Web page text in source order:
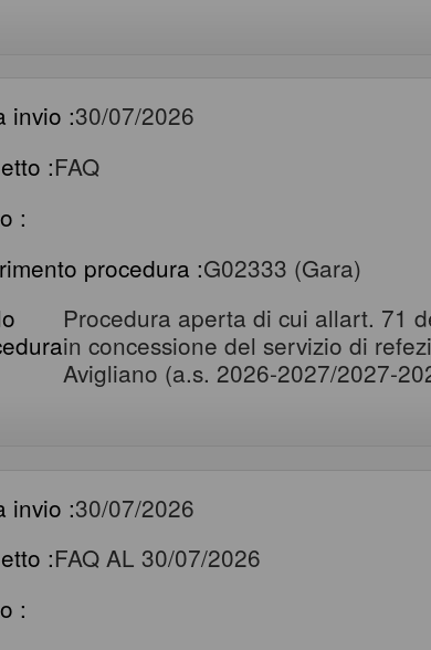
invio :30/07/2026
:FAQ
:
procedura :G02333 (Gara)
Procedura aperta di cui allart. 71
in concessione del servizio di
Avigliano (a.s. 2026-2027/2027-
invio :30/07/2026
:FAQ AL 30/07/2026
: